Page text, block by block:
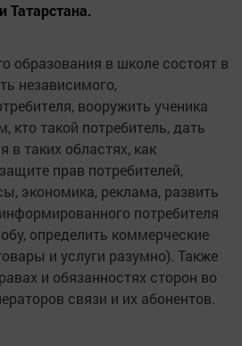
Татарстана.
образования в школе состоят в
независимого,
вооружить ученика
кто такой потребитель, дать
в таких областях, как
прав потребителей,
экономика, реклама, развить
потребителя
определить коммерческие
и услуги разумно). Также
и обязанностях сторон во
связи и их абонентов.